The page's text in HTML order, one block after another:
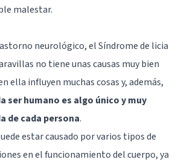
malestar.
neurológico, el Síndrome de licia
no tiene unas causas muy bien
ella influyen muchas cosas y, además,
ser humano es algo único y muy
de cada persona.
estar causado por varios tipos de
en el funcionamiento del cuerpo, ya